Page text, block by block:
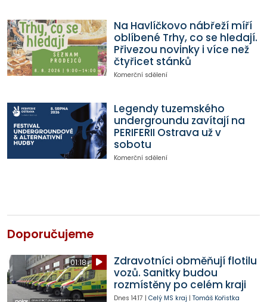
Na Havlíčkovo nábřeží míří
oblíbené Trhy, co se hledají.
Přivezou novinky i více než
čtyřicet stánků
Komerční sdělení
Legendy tuzemského
undergroundu zavítají na
PERIFERII Ostrava už v
sobotu
Komerční sdělení
Doporučujeme
01:18
Zdravotníci obměňují flotilu
vozů. Sanitky budou
rozmístěny po celém kraji
Dnes 14:17 | Celý MS kraj | Tomáš Kořistka